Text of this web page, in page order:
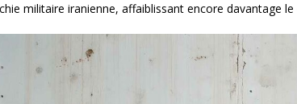
militaire iranienne, affaiblissant encore davantage